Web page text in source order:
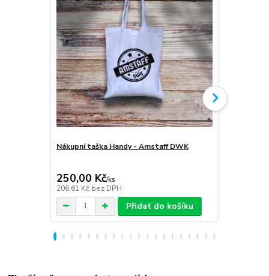
Nákupní taška Handy - Amstaff DWK
250,00 Kč/ks
206,61 Kč bez DPH
Přidat do košíku